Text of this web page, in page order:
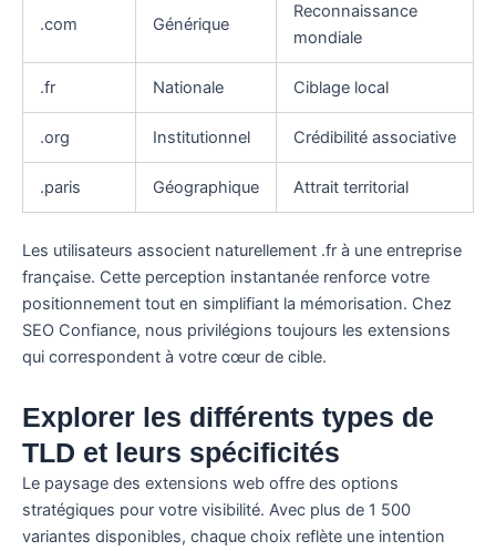
.com Générique
Reconnaissance
mondiale
.fr Nationale Ciblage local
.org Institutionnel Crédibilité associative
.paris Géographique Attrait territorial
Les utilisateurs associent naturellement .fr à une entreprise
française. Cette perception instantanée renforce votre
positionnement tout en simplifiant la mémorisation. Chez
SEO Confiance, nous privilégions toujours les extensions
qui correspondent à votre cœur de cible.
Explorer les différents types de
TLD et leurs spécificités
Le paysage des extensions web offre des options
stratégiques pour votre visibilité. Avec plus de 1 500
variantes disponibles, chaque choix reflète une intention